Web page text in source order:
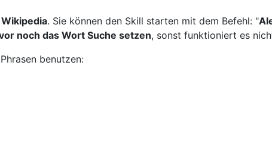
. Sie können den Skill starten mit dem Befehl: "
noch das Wort Suche setzen, sonst funktioniert es
benutzen: